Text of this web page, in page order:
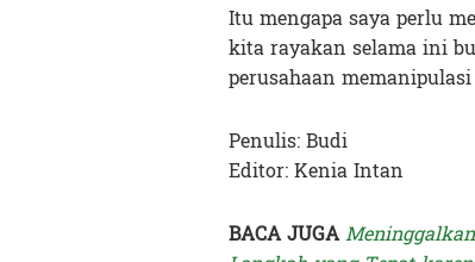
Itu mengapa saya perlu
kita rayakan selama ini
perusahaan
Penulis: Budi
Editor: Kenia Intan
BACA JUGA